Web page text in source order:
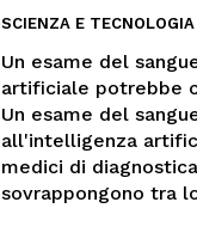
SCIENZA E TECNOLOGIA
Un esame del
artificiale potrebbe
Un esame del
all'intelligenza
medici di
sovrappongono tra